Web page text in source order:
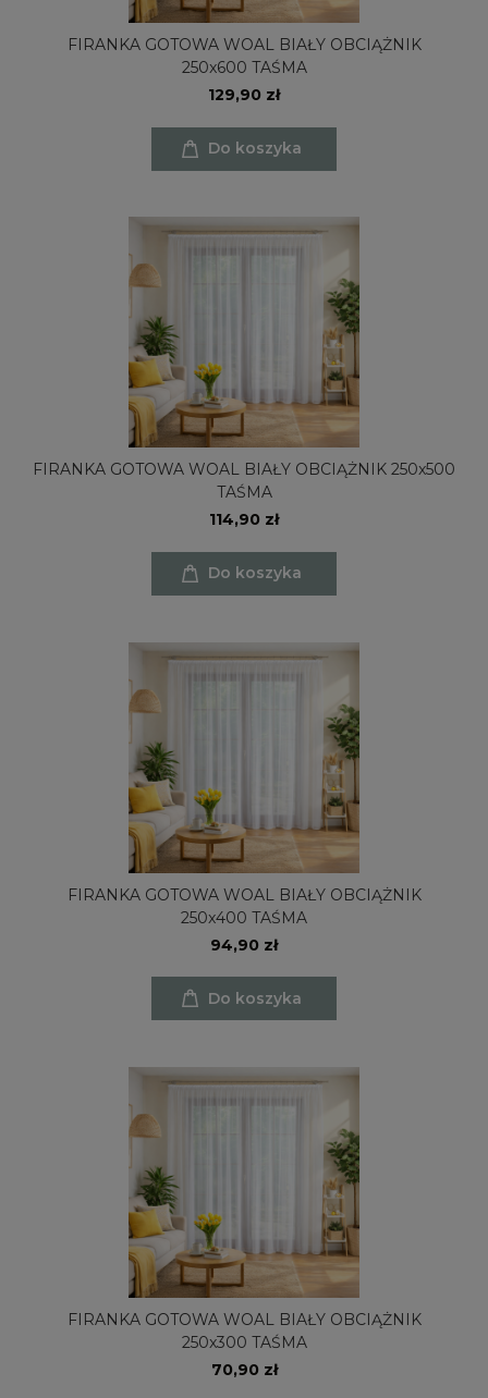
FIRANKA GOTOWA WOAL BIAŁY OBCIĄŻNIK
250x600 TAŚMA
129,90 zł
Do koszyka
FIRANKA GOTOWA WOAL BIAŁY OBCIĄŻNIK 250x500
TAŚMA
114,90 zł
Do koszyka
FIRANKA GOTOWA WOAL BIAŁY OBCIĄŻNIK
250x400 TAŚMA
94,90 zł
Do koszyka
FIRANKA GOTOWA WOAL BIAŁY OBCIĄŻNIK
250x300 TAŚMA
70,90 zł